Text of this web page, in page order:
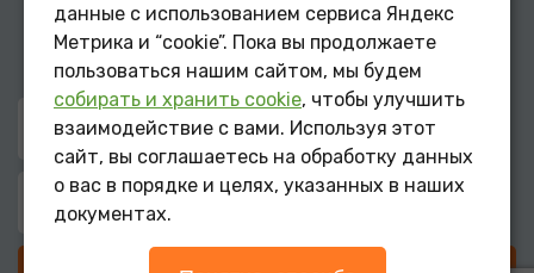
После заполнения этой формы мы свяжемся с Вами,
чтобы ответить на все интересующие вопросы
данные с использованием сервиса Яндекс
Метрика и “cookie”. Пока вы продолжаете
пользоваться нашим сайтом, мы будем
собирать и хранить cookie, чтобы улучшить
взаимодействие с вами. Используя этот
сайт, вы соглашаетесь на обработку данных
о вас в порядке и целях, указанных в наших
документах.